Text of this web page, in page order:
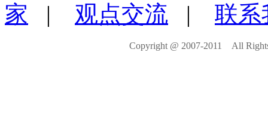
家 | 观点交流 | 联系
Copyright @ 2007-2011 All